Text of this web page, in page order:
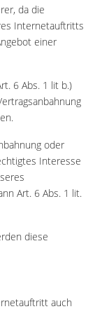
da die
Internetauftritts
einer
6 Abs. 1 lit b.)
oder
Interesse
Art. 6 Abs. 1 lit.
diese
auch